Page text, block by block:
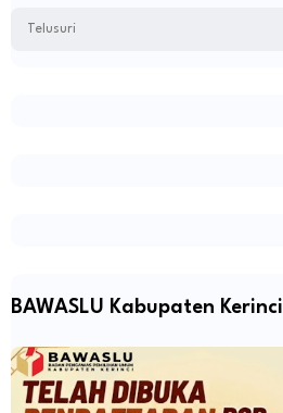
BAWASLU Kabupaten Kerinci